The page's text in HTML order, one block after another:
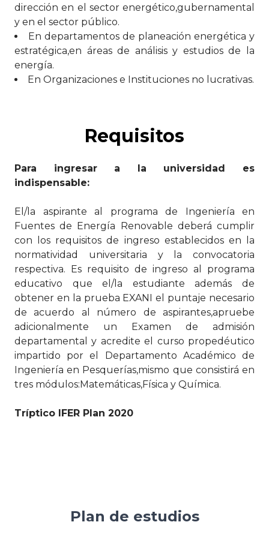
dirección en el sector energético,gubernamental
y en el sector público.
En departamentos de planeación energética y
estratégica,en áreas de análisis y estudios de la
energía.
En Organizaciones e Instituciones no lucrativas.
Requisitos
Para ingresar a la universidad es
indispensable:
El/la aspirante al programa de Ingeniería en
Fuentes de Energía Renovable deberá cumplir
con los requisitos de ingreso establecidos en la
normatividad universitaria y la convocatoria
respectiva. Es requisito de ingreso al programa
educativo que el/la estudiante además de
obtener en la prueba EXANI el puntaje necesario
de acuerdo al número de aspirantes,apruebe
adicionalmente un Examen de admisión
departamental y acredite el curso propedéutico
impartido por el Departamento Académico de
Ingeniería en Pesquerías,mismo que consistirá en
tres módulos:Matemáticas,Física y Química.
Tríptico IFER Plan 2020
Plan de estudios